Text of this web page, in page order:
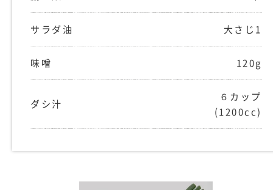
サラダ油 大さじ1
味噌 120g
ダシ汁
６カップ
(1200cc)